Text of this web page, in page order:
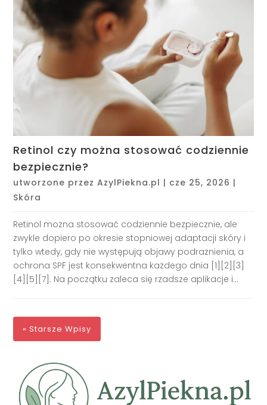
Retinol czy można stosować codziennie
bezpiecznie?
utworzone przezAzylPiekna.pl | cze 25, 2026 |
Skóra
Retinol można stosować codziennie bezpiecznie, ale
zwykle dopiero po okresie stopniowej adaptacji skóry i
tylko wtedy, gdy nie występują objawy podrażnienia, a
ochrona SPF jest konsekwentna każdego dnia [1][2][3]
[4][5][7]. Na początku zaleca się rzadsze aplikacje i...
« Starsze Wpisy